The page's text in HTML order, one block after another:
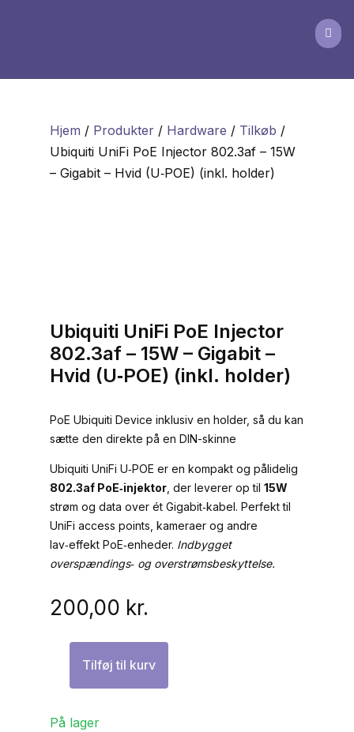

Hjem / Produkter/ Hardware / Tilkøb /
Ubiquiti UniFi PoE Injector 802.3af – 15W
– Gigabit – Hvid (U‑POE) (inkl. holder)
Ubiquiti UniFi PoE Injector
802.3af – 15W – Gigabit –
Hvid (U‑POE) (inkl. holder)
PoE Ubiquiti Device inklusiv en holder, så du kan
sætte den direkte på en DIN-skinne
Ubiquiti UniFi U‑POE er en kompakt og pålidelig
802.3af PoE‑injektor, der leverer op til 15W
strøm og data over ét Gigabit‑kabel. Perfekt til
UniFi access points, kameraer og andre
lav‑effekt PoE‑enheder. Indbygget
overspændings‑ og overstrømsbeskyttelse.
200,00 kr.
Ubiquiti
PoE
Tilføj til kurv
På lager